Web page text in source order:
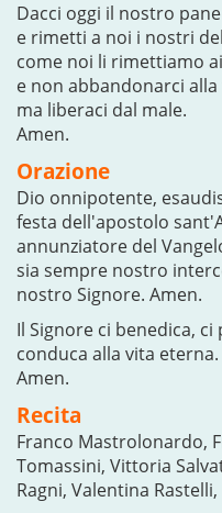
Dacci oggi il nostro
e rimetti a noi i nostri
come noi li rimettiamo
e non abbandonarci
ma liberaci dal male.
Amen.
Orazione
Dio onnipotente,
festa dell'apostolo
annunziatore del
sia sempre nostro
nostro Signore. Amen.
Il Signore ci benedica,
conduca alla vita eterna.
Amen.
Recita
Franco Mastrolonardo,
Tomassini, Vittoria
Ragni, Valentina